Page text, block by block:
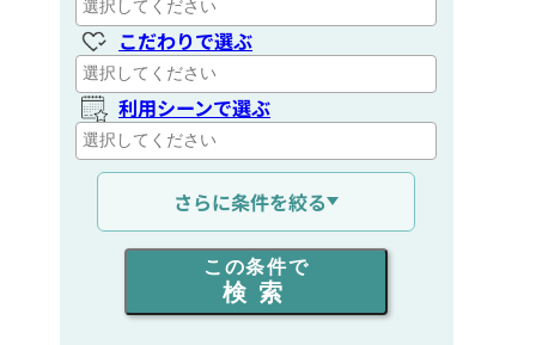
こだわりで選ぶ
利用シーンで選ぶ
通信距離を選ぶ
出力を選ぶ
同時通話人数を選ぶ
さらに条件を絞る
この条件で
検索